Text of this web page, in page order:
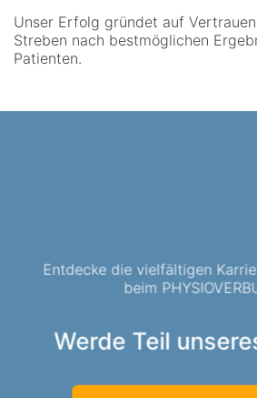
Unser Erfolg gründet auf
Streben nach bestmöglichen
Patienten.
Entdecke die vielfältigen
beim
Werde Teil